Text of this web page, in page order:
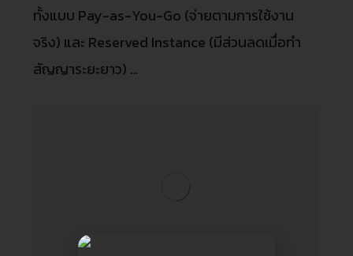
ทั้งแบบ Pay-as-You-Go (จ่ายตามการใช้งาน
จริง) และ Reserved Instance (มีส่วนลดเมื่อทำ
สัญญาระยะยาว) …